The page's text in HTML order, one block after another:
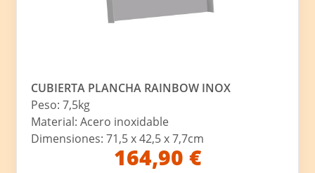
CUBIERTA PLANCHA RAINBOW INOX
Peso: 7,5kg
Material: Acero inoxidable
Dimensiones: 71,5 x 42,5 x 7,7cm
164,90 €